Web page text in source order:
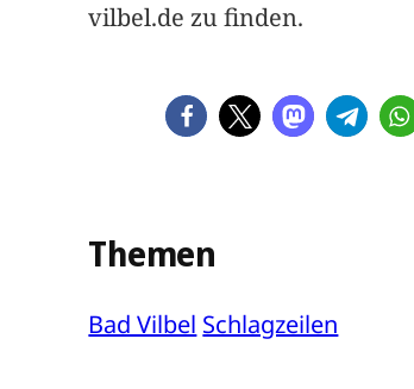
vilbel.de zu finden.
Themen
Bad Vilbel Schlagzeilen